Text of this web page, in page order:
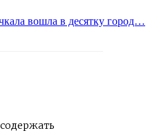
вошла в десятку город…